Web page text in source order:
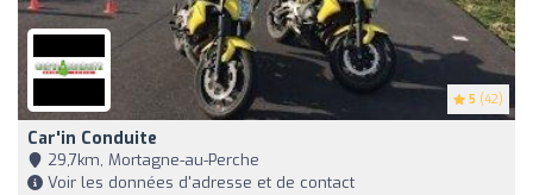
5 (42)
Car'in Conduite
29,7km, Mortagne-au-Perche
Voir les données d'adresse et de contact